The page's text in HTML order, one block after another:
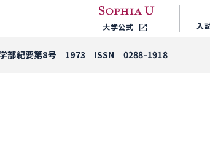
大学公式 入
学部紀要第8号 1973 ISSN 0288-1918